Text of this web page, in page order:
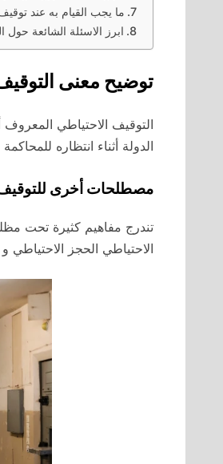
ما يجب القيام به عند
ابرز الاسئلة الشائعة
توضيح معنى
التوقيف الاحتياطي
الدولة أثناء انتظاره
مصطلحات أخرى للتوقيف
تندرج مفاهيم كثيرة تحت
الاحتياطي الحجز الاحتياطي